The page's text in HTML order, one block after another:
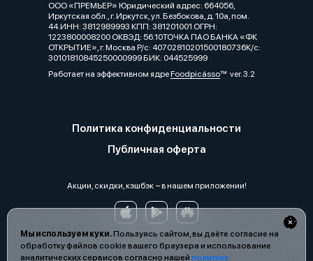
Мы используем куки.Пользуясь сайтом, вы даёте согласие на
обработку файлов cookie вашего браузера и использование
аналитических сервисов согласно нашей политике
ООО «ПРЕМЬЕР» Юридический адрес: 664056,
Иркутская обл., г. Иркутск, ул. Безбокова, д. 10а, пом.
44.ИНН: 3812989993 КПП: 381201001 ОГРН:
1223800008200 ОКВЭД: 56.10ТОЧКА ПАО БАНКА «ФК
ОТКРЫТИЕ», г. Москва Р/с: 40702810201500180736К/с:
30101810845250000999 БИК: 044525999
Работает на эффективном ядреFoodpicássover. 3.2
Политика конфиденциальности
Публичная оферта
Акции, скидки, кэшбэк − в нашем приложении!